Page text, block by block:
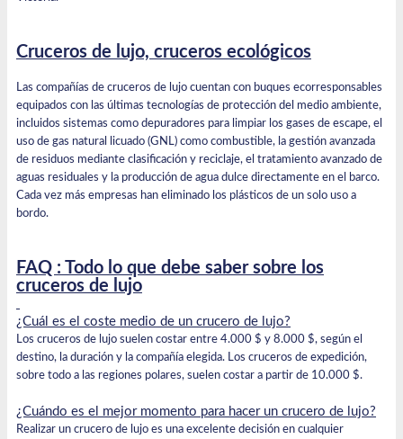
Cruceros de lujo, cruceros ecológicos
Las compañías de cruceros de lujo cuentan con buques ecorresponsables
equipados con las últimas tecnologías de protección del medio ambiente,
incluidos sistemas como depuradores para limpiar los gases de escape, el
uso de gas natural licuado (GNL) como combustible, la gestión avanzada
de residuos mediante clasificación y reciclaje, el tratamiento avanzado de
aguas residuales y la producción de agua dulce directamente en el barco.
Cada vez más empresas han eliminado los plásticos de un solo uso a
bordo.
FAQ : Todo lo que debe saber sobre los
cruceros de lujo
¿Cuál es el coste medio de un crucero de lujo?
Los cruceros de lujo suelen costar entre 4.000 $ y 8.000 $, según el
destino, la duración y la compañía elegida. Los cruceros de expedición,
sobre todo a las regiones polares, suelen costar a partir de 10.000 $.
¿Cuándo es el mejor momento para hacer un crucero de lujo?
Realizar un crucero de lujo es una excelente decisión en cualquier